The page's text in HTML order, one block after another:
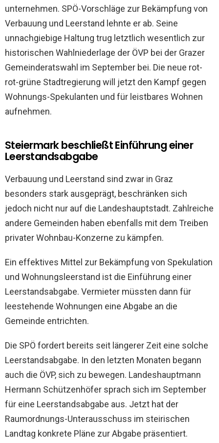
unternehmen. SPÖ-Vorschläge zur Bekämpfung von
Verbauung und Leerstand lehnte er ab. Seine
unnachgiebige Haltung trug letztlich wesentlich zur
historischen Wahlniederlage der ÖVP bei der Grazer
Gemeinderatswahl im September bei. Die neue rot-
rot-grüne Stadtregierung will jetzt den Kampf gegen
Wohnungs-Spekulanten und für leistbares Wohnen
aufnehmen.
Steiermark beschließt Einführung einer
Leerstandsabgabe
Verbauung und Leerstand sind zwar in Graz
besonders stark ausgeprägt, beschränken sich
jedoch nicht nur auf die Landeshauptstadt. Zahlreiche
andere Gemeinden haben ebenfalls mit dem Treiben
privater Wohnbau-Konzerne zu kämpfen.
Ein effektives Mittel zur Bekämpfung von Spekulation
und Wohnungsleerstand ist die Einführung einer
Leerstandsabgabe. Vermieter müssten dann für
leestehende Wohnungen eine Abgabe an die
Gemeinde entrichten.
Die SPÖ fordert bereits seit längerer Zeit eine solche
Leerstandsabgabe. In den letzten Monaten begann
auch die ÖVP, sich zu bewegen. Landeshauptmann
Hermann Schützenhöfer sprach sich im September
für eine Leerstandsabgabe aus. Jetzt hat der
Raumordnungs-Unterausschuss im steirischen
Landtag konkrete Pläne zur Abgabe präsentiert.